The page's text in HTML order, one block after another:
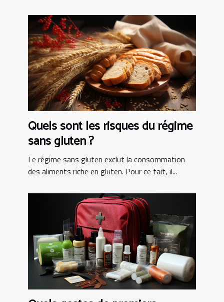
Quels sont les risques du régime
sans gluten ?
Le régime sans gluten exclut la consommation
des aliments riche en gluten. Pour ce fait, il...